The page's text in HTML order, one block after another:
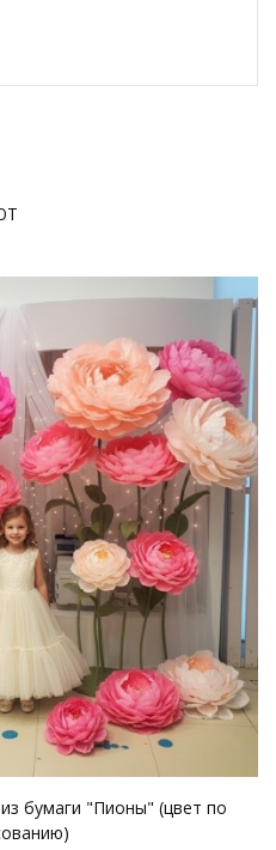
бумаги "Пионы" (цвет по